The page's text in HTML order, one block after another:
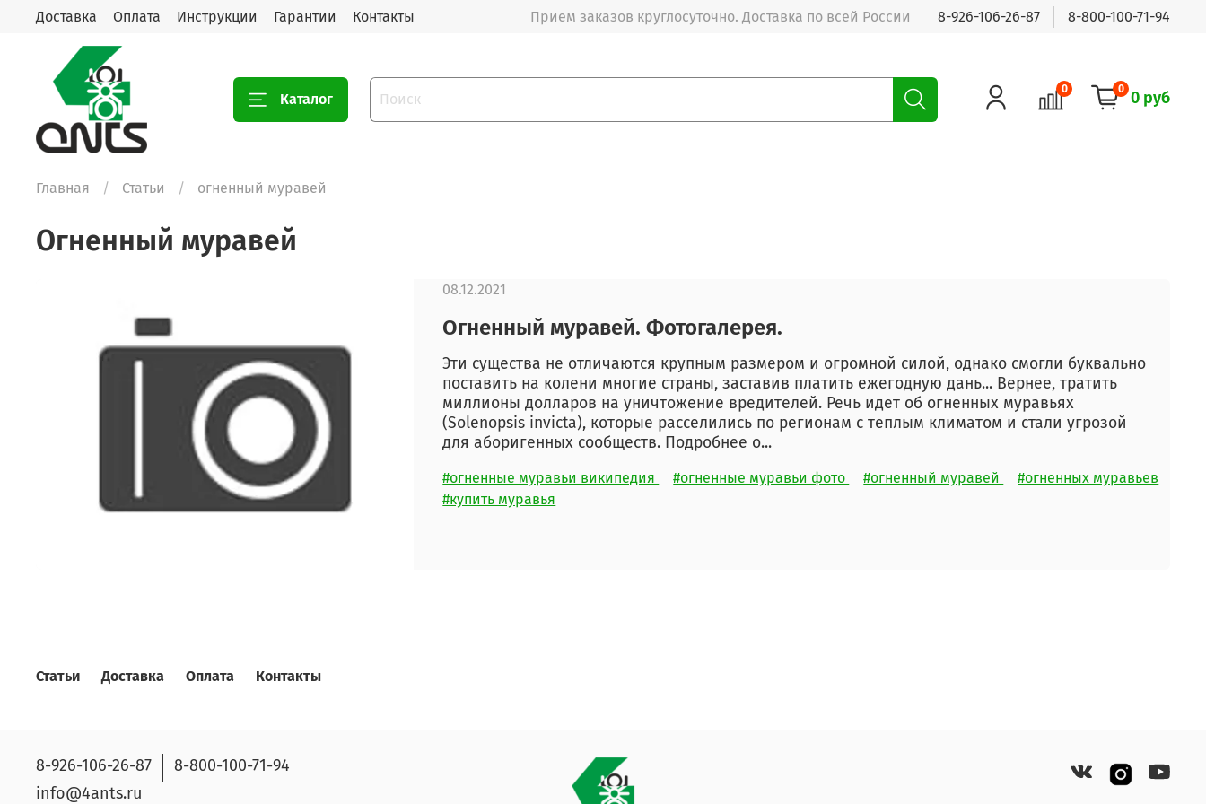
Доставка Оплата Инструкции Гарантии Контакты Прием заказов круглосуточно. Доставка по всей России 8-926-106-26-87 8-800-100-71-94
Каталог
0 0 0 руб
Главная Статьи огненный муравей
огненный муравей
Огненный муравей. Фотогалерея.
Эти существа не отличаются крупным размером и огромной силой, однако смогли буквально
поставить на колени многие страны, заставив платить ежегодную дань... Вернее, тратить
миллионы долларов на уничтожение вредителей. Речь идет об огненных муравьях
(Solenopsis invicta), которые расселились по регионам с теплым климатом и стали угрозой
для аборигенных сообществ. Подробнее о...
08.12.2021
#огненные муравьи википедия #огненные муравьи фото #огненный муравей
#огненных муравьев
#купить муравья
Статьи Доставка Оплата Контакты
8-926-106-26-87
8-800-100-71-94
info@4ants.ru